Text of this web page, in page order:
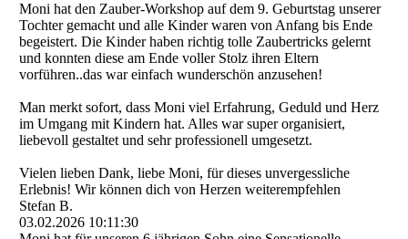
Moni hat den Zauber-Workshop auf dem 9. Geburtstag unserer
Tochter gemacht und alle Kinder waren von Anfang bis Ende
begeistert. Die Kinder haben richtig tolle Zaubertricks gelernt
und konnten diese am Ende voller Stolz ihren Eltern
vorführen..das war einfach wunderschön anzusehen!
Man merkt sofort, dass Moni viel Erfahrung, Geduld und Herz
im Umgang mit Kindern hat. Alles war super organisiert,
liebevoll gestaltet und sehr professionell umgesetzt.
Vielen lieben Dank, liebe Moni, für dieses unvergessliche
Erlebnis! Wir können dich von Herzen weiterempfehlen
Stefan B.
03.02.2026 10:11:30